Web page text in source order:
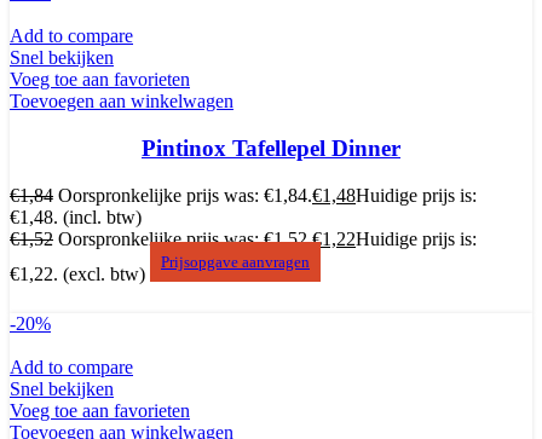
Add to compare
Snel bekijken
Voeg toe aan favorieten
Toevoegen aan winkelwagen
Pintinox Tafellepel Dinner
€1,84 Oorspronkelijke prijs was: €1,84.€1,48Huidige prijs is:
€1,48. (incl. btw)
€1,52 Oorspronkelijke prijs was: €1,52.€1,22Huidige prijs is:
€1,22. (excl. btw)
Prijsopgave aanvragen
-20%
Add to compare
Snel bekijken
Voeg toe aan favorieten
Toevoegen aan winkelwagen